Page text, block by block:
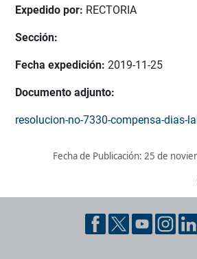
Expedido por: RECTORIA
Sección:
Fecha expedición: 2019-11-25
Documento adjunto:
resolucion-no-7330-compensa-dias-
Fecha de Publicación: 25 de
Pie de página con información de